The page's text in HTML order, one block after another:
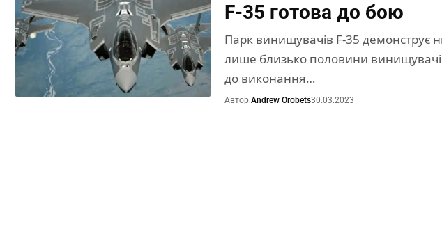
F-35 готова до бою
Парк винищувачів F-35 демонструє
лише близько половини
до виконання…
Автор:Andrew Orobets30.03.2023